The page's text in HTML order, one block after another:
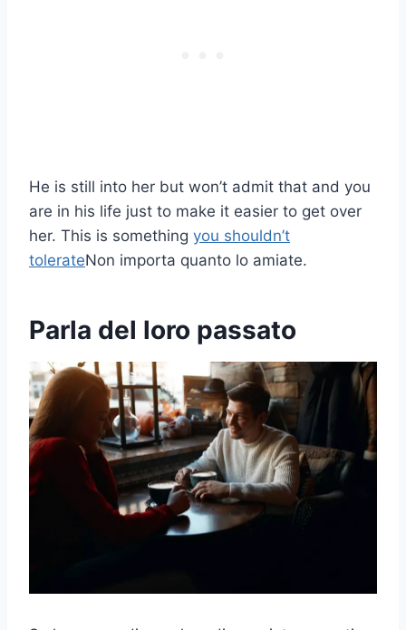
He is still into her but won’t admit that and you
are in his life just to make it easier to get over
her. This is something you shouldn’t
tolerateNon importa quanto lo amiate.
Parla del loro passato